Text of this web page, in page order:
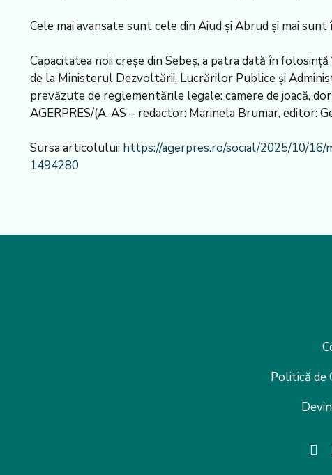
Cele mai avansate sunt cele din Aiud și Abrud și mai
Capacitatea noii creșe din Sebeș, a patra dată în
de la Ministerul Dezvoltării, Lucrărilor Publice și
prevăzute de reglementările legale: camere de joacă,
AGERPRES/(A, AS – redactor: Marinela Brumar, editor:
Sursa articolului: https://agerpres.ro/social/2025/10/
1494280
Politică de